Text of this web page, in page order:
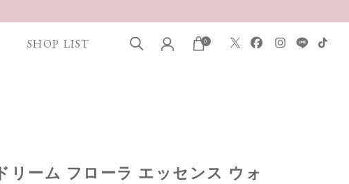
SHOP LIST 0
リーム フローラ エッセンス ウォ